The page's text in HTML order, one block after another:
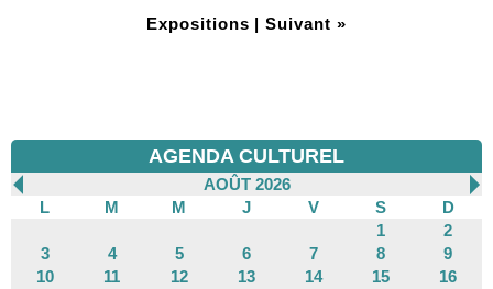
Expositions | Suivant »
AGENDA CULTUREL
AOÛT 2026
L
M M J V S
D
1
2
3
4 5 6 7 8
9
10
11 12 13 14 15
16